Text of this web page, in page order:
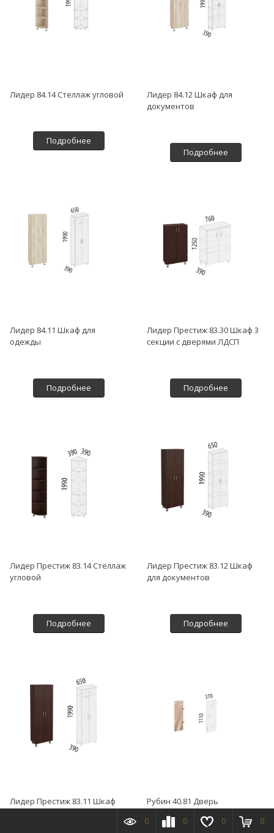
Лидер 84.14 Стеллаж угловой
Подробнее
Лидер 84.12 Шкаф для
документов
Подробнее
Лидер 84.11 Шкаф для
одежды
Подробнее
Лидер Престиж 83.30 Шкаф 3
секции с дверями ЛДСП
Подробнее
Лидер Престиж 83.14 Стеллаж
угловой
Подробнее
Лидер Престиж 83.12 Шкаф
для документов
Подробнее
Лидер Престиж 83.11 Шкаф
Рубин 40.81 Дверь
прав
0 0 0 0